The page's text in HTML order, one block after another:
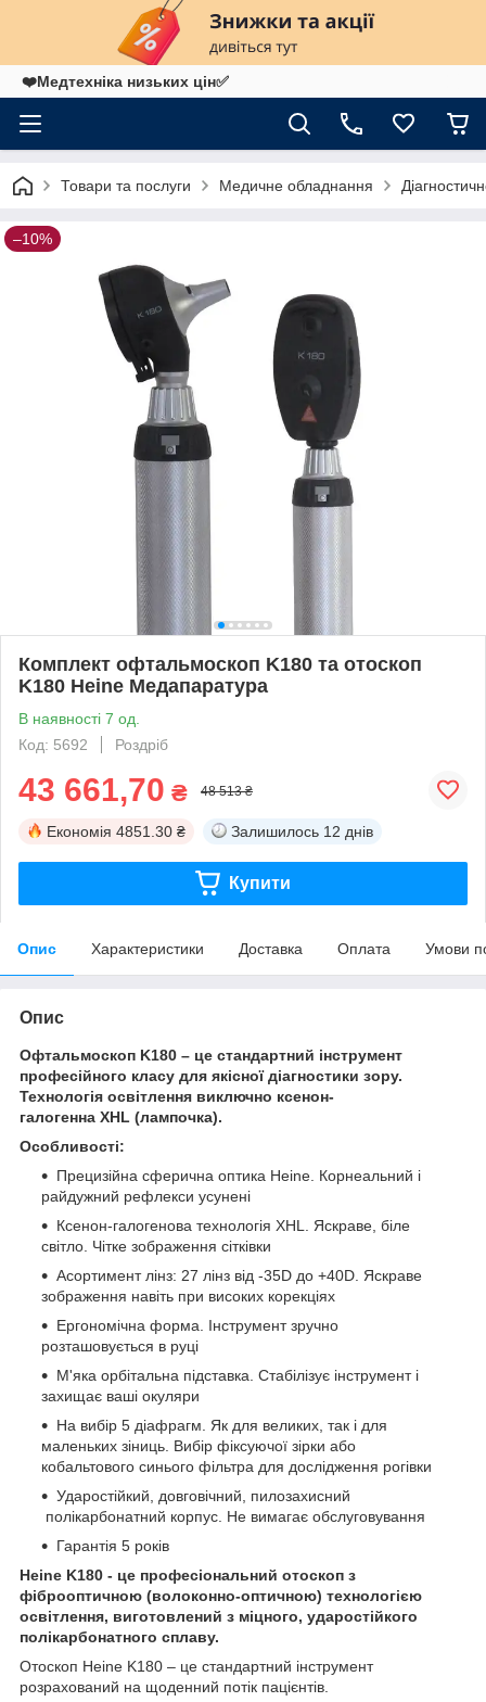
❤️Медтехніка низьких цін✅
Товари та послуги Медичне обладнання
–10%
Комплект офтальмоскоп K180 та отоскоп
K180 Heine Медапаратура
В наявності 7 од.
Код: 5692
Роздріб
43 661,70 ₴ 48 513 ₴
Економія 4851.30 ₴ Залишилось 12 днів
Купити
Опис Характеристики Доставка Оплата Умови
Опис
Офтальмоскоп K180 – це стандартний інструмент
професійного класу для якісної діагностики зору.
Технологія освітлення виключно ксенон-
галогенна XHL (лампочка).
Особливості:
Прецизійна сферична оптика Heine. Корнеальний і
райдужний рефлекси усунені
Ксенон-галогенова технологія XHL. Яскраве, біле
світло. Чітке зображення сітківки
Асортимент лінз: 27 лінз від -35D до +40D. Яскраве
зображення навіть при високих корекціях
Ергономічна форма. Інструмент зручно
розташовується в руці
М'яка орбітальна підставка. Стабілізує інструмент і
захищає ваші окуляри
На вибір 5 діафрагм. Як для великих, так і для
маленьких зіниць. Вибір фіксуючої зірки або
кобальтового синього фільтра для дослідження рогівки
Ударостійкий, довговічний, пилозахисний
полікарбонатний корпус. Не вимагає обслуговування
Гарантія 5 років
Heine K180 - це професіональний отоскоп з
фіброоптичною (волоконно-оптичною) технологією
освітлення, виготовлений з міцного, ударостійкого
полікарбонатного сплаву.
Отоскоп Heine K180 – це стандартний інструмент
розрахований на щоденний потік пацієнтів.